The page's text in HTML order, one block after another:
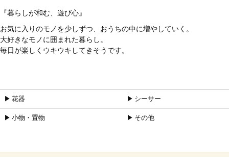
『暮らしが和む、遊び心』
お気に入りのモノを少しずつ、おうちの中に増やしていく。
大好きなモノに囲まれた暮らし。
毎日が楽しくウキウキしてきそうです。
▶︎ 花器 ▶︎ シーサー
▶︎ 小物・置物 ▶︎ その他